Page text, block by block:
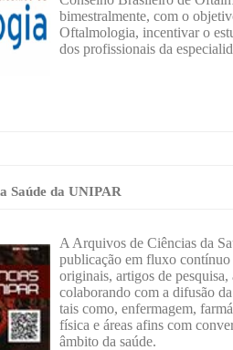
bimestralmente, com o
Oftalmologia, incentivar o
dos profissionais da
Saúde da UNIPAR
A Arquivos de Ciências da
publicação em fluxo
originais, artigos de
colaborando com a difusão
tais como, enfermagem,
física e áreas afins com
âmbito da saúde.